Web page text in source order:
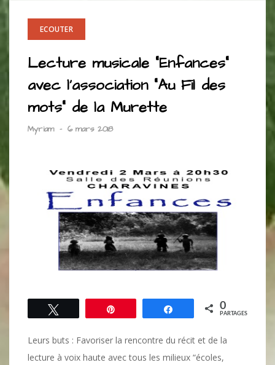
ECOUTER
Lecture musicale “Enfances”
avec l’association “Au Fil des
mots” de la Murette
Myriam - 6 mars 2018
Partagez 0
PARTAGES
Leurs buts : Favoriser la rencontre du récit et de la
lecture à voix haute avec tous les milieux “écoles,